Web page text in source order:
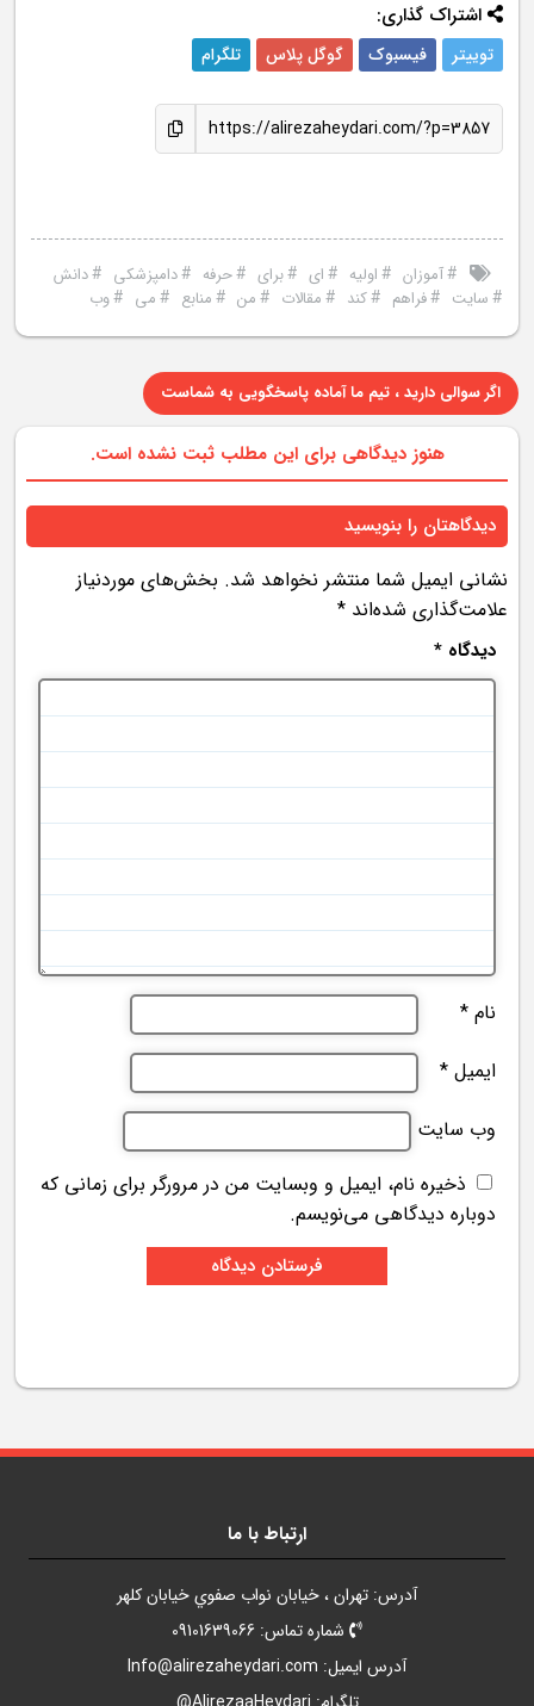
اشتراک گذاری:
توییتر فیسبوک گوگل پلاس تلگرام
https://alirezaheydari.com/?p=3857
#آموزان #اولیه #ای #برای #حرفه #دامپزشکی #دانش
#سایت #فراهم #کند #مقالات #من #منابع #می #وب
اگر سوالی دارید ، تیم ما آماده پاسخگویی به شماست
هنوز دیدگاهی برای این مطلب ثبت نشده است.
دیدگاهتان را بنویسید
نشانی ایمیل شما منتشر نخواهد شد. بخش‌های موردنیاز
علامت‌گذاری شده‌اند *
دیدگاه *
نام *
ایمیل *
وب‌ سایت
ذخیره نام، ایمیل و وبسایت من در مرورگر برای زمانی که
دوباره دیدگاهی می‌نویسم.
ارتباط با ما
آدرس: تهران ، خيابان نواب صفوي خيابان کلهر
شماره تماس: 09101639066
آدرس ايميل: Info@alirezaheydari.com